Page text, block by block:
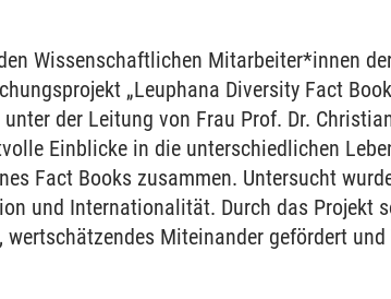
Wissenschaftlichen Mitarbeiter*innen
„Leuphana Diversity Fact
der Leitung von Frau Prof. Dr.
Einblicke in die unterschiedlichen
Fact Books zusammen. Untersucht
und Internationalität. Durch das Projekt
Miteinander gefördert